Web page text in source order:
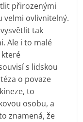
přirozenými
velmi ovlivnitelný.
tak
Ale i to malé
s lidskou
o povaze
to
osobu, a
znamená, že